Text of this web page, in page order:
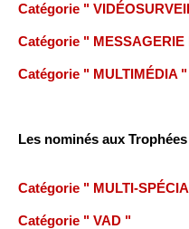
Catégorie "
Catégorie " MESSAGERIE
Catégorie " MULTIMÉDIA "
Les nominés aux
Catégorie " MULTI-
Catégorie " VAD "